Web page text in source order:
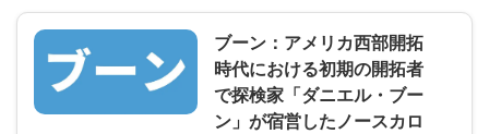
ブーン：アメリカ西部開拓
時代における初期の開拓者
で探検家「ダニエル・ブー
ン」が宿営したノースカロ